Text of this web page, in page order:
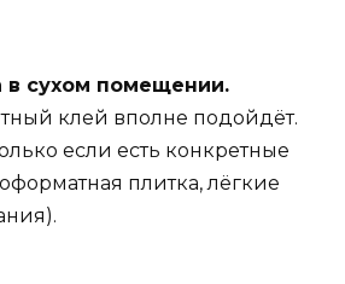
в сухом помещении.
клей вполне подойдёт.
если есть конкретные
плитка, лёгкие